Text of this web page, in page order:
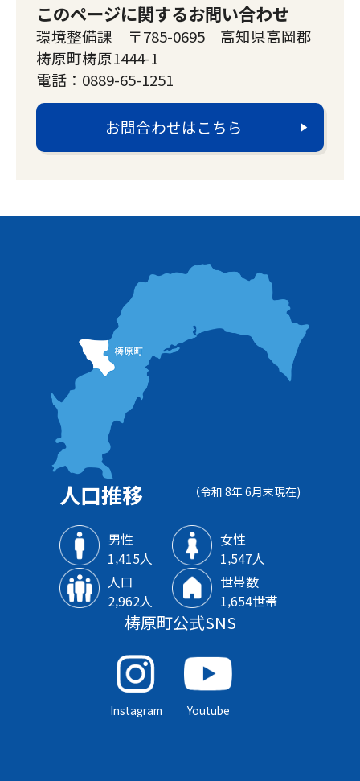
このページに関するお問い合わせ
環境整備課 〒785-0695 高知県高岡郡
梼原町梼原1444-1
電話：0889-65-1251
お問合わせはこちら
人口推移 （令和 8年 6月末現在)
男性
1‚415人
女性
1‚547人
人口
2‚962人
世帯数
1‚654世帯
梼原町公式SNS
Instagram Youtube